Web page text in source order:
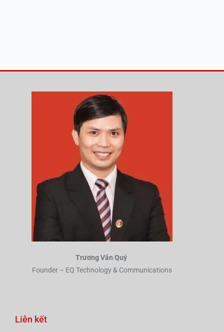
Trương Văn Quý
Founder – EQ Technology & Communications
Liên kết